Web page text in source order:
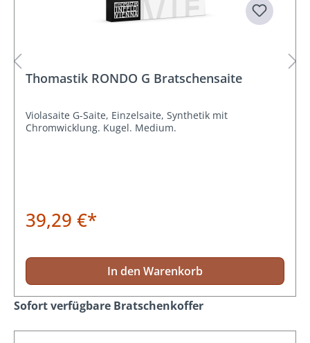
Thomastik RONDO G Bratschensaite
Violasaite G-Saite, Einzelsaite, Synthetik mit
Chromwicklung. Kugel. Medium.
39,29 €*
In den Warenkorb
Produktgalerie überspringen
Sofort verfügbare Bratschenkoffer